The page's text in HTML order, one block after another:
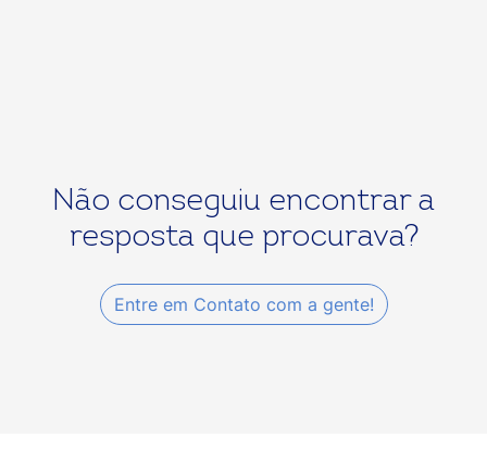
Não conseguiu encontrar a
resposta que procurava?
Entre em Contato com a gente!